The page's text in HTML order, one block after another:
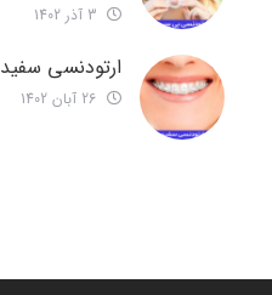
ارتودنسی سفید